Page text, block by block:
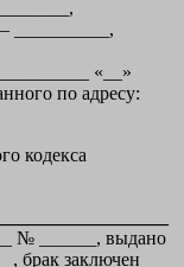
__________,
«__»
по адресу:
кодекса
№ ______, выдано
брак заключен